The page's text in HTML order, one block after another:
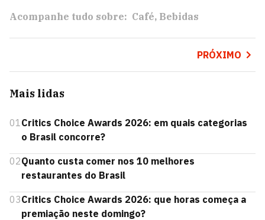
Acompanhe tudo sobre: Café Bebidas
PRÓXIMO
Mais lidas
01Critics Choice Awards 2026: em quais categorias
o Brasil concorre?
02Quanto custa comer nos 10 melhores
restaurantes do Brasil
03Critics Choice Awards 2026: que horas começa a
premiação neste domingo?